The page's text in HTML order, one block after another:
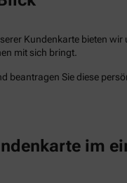
Kundenkarte bieten
mit sich bringt.
beantragen Sie diese
im